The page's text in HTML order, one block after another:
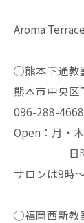
Aroma
◯熊本下通教
熊本市中央区
096-288-4668
Open：月・
日曜隔
サロンは9時
◯福岡西新教